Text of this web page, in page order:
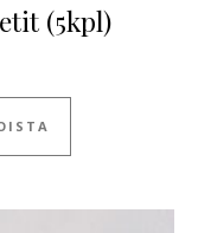
(5kpl)
Tällä tuotteella